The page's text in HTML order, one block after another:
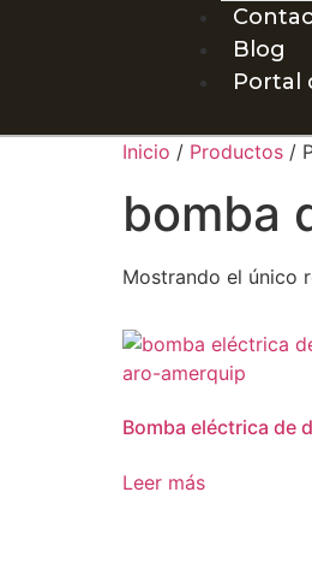
Blog
Portal
Inicio / Productos /
bomba
Mostrando el único
Bomba eléctrica de
Leer más